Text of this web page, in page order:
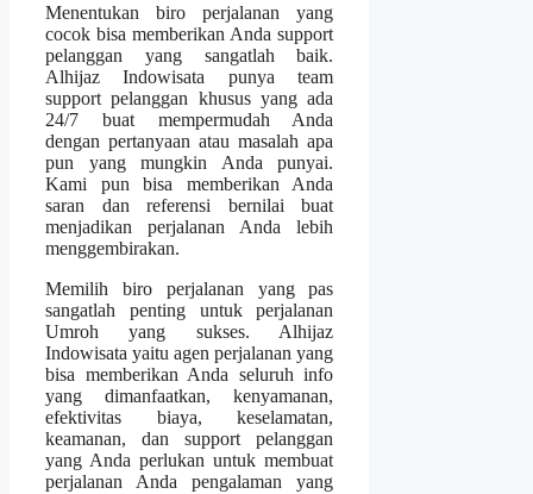
Menentukan biro perjalanan yang
cocok bisa memberikan Anda support
pelanggan yang sangatlah baik.
Alhijaz Indowisata punya team
support pelanggan khusus yang ada
24/7 buat mempermudah Anda
dengan pertanyaan atau masalah apa
pun yang mungkin Anda punyai.
Kami pun bisa memberikan Anda
saran dan referensi bernilai buat
menjadikan perjalanan Anda lebih
menggembirakan.
Memilih biro perjalanan yang pas
sangatlah penting untuk perjalanan
Umroh yang sukses. Alhijaz
Indowisata yaitu agen perjalanan yang
bisa memberikan Anda seluruh info
yang dimanfaatkan, kenyamanan,
efektivitas biaya, keselamatan,
keamanan, dan support pelanggan
yang Anda perlukan untuk membuat
perjalanan Anda pengalaman yang